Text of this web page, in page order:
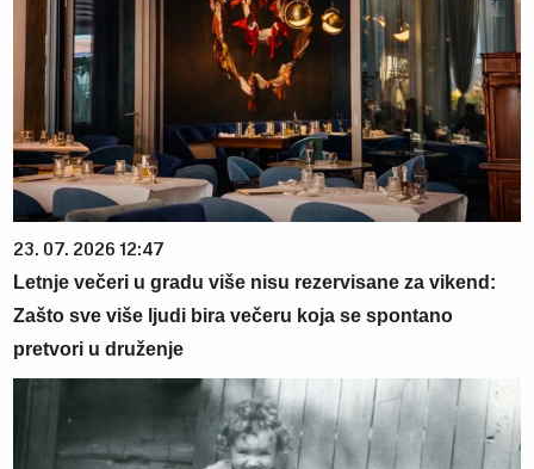
23. 07. 2026 12:47
Letnje večeri u gradu više nisu rezervisane za vikend:
Zašto sve više ljudi bira večeru koja se spontano
pretvori u druženje